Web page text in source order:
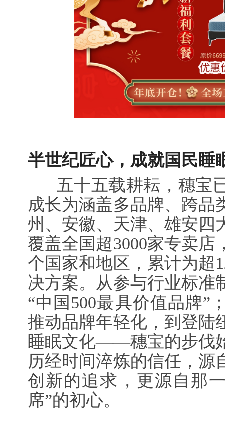
半世纪匠心，成就国民睡
五十五载耕耘，穗宝
成长为涵盖多品牌、跨品
州、安徽、天津、雄安四
覆盖全国超3000家专卖店
个国家和地区，累计为超
决方案。从参与行业标准
“中国500最具价值品牌”
推动品牌年轻化，到登陆
睡眠文化——穗宝的步伐
历经时间淬炼的信任，源
创新的追求，更源自那
席”的初心。